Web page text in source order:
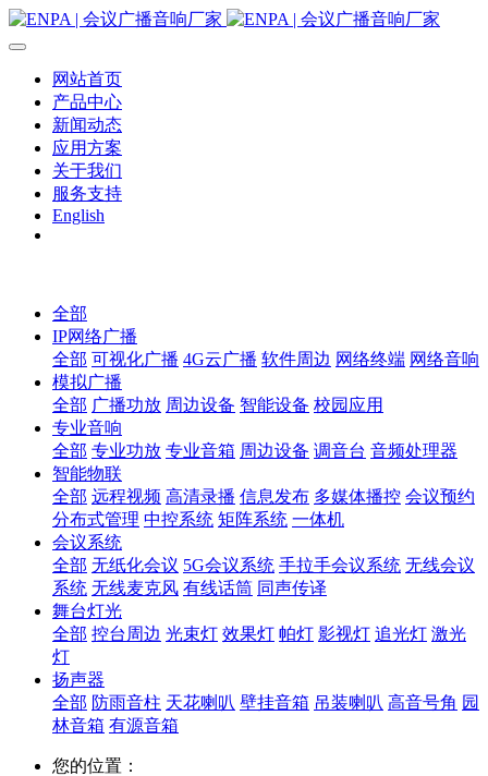
网站首页
产品中心
新闻动态
应用方案
关于我们
服务支持
English
全部
IP网络广播
全部 可视化广播 4G云广播 软件周边 网络终端 网络音响
模拟广播
全部 广播功放 周边设备 智能设备 校园应用
专业音响
全部 专业功放 专业音箱 周边设备 调音台 音频处理器
智能物联
全部 远程视频 高清录播 信息发布 多媒体播控 会议预约
分布式管理 中控系统 矩阵系统 一体机
会议系统
全部 无纸化会议 5G会议系统 手拉手会议系统 无线会议
系统 无线麦克风 有线话筒 同声传译
舞台灯光
全部 控台周边 光束灯 效果灯 帕灯 影视灯 追光灯 激光
灯
扬声器
全部 防雨音柱 天花喇叭 壁挂音箱 吊装喇叭 高音号角 园
林音箱 有源音箱
您的位置：